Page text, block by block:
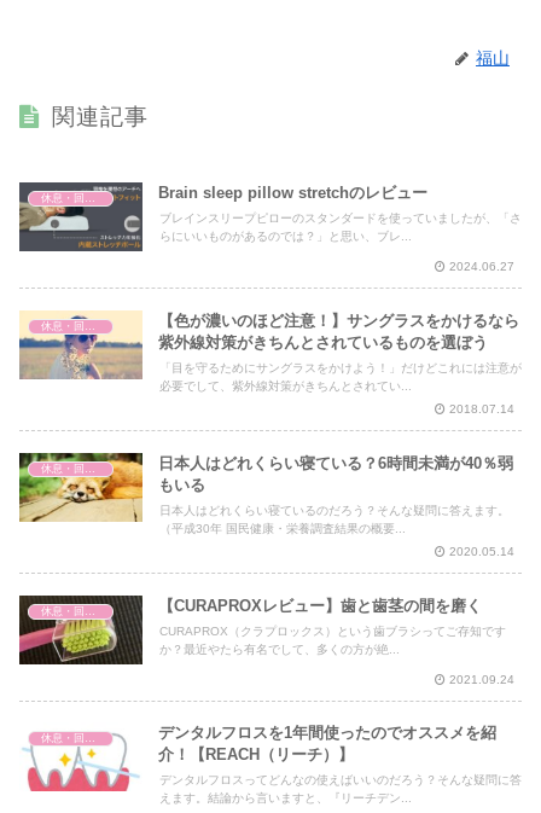
福山
関連記事
休息・回復・不調対策 Brain sleep pillow stretchのレビュー
ブレインスリープピローのスタンダードを使っていましたが、「さ
らにいいものがあるのでは？」と思い、ブレ...
2024.06.27
【色が濃いのほど注意！】サングラスをかけるなら
紫外線対策がきちんとされているものを選ぼう
「目を守るためにサングラスをかけよう！」だけどこれには注意が
必要でして、紫外線対策がきちんとされてい...
2018.07.14
日本人はどれくらい寝ている？6時間未満が40％弱
もいる
日本人はどれくらい寝ているのだろう？そんな疑問に答えます。
（平成30年 国民健康・栄養調査結果の概要...
2020.05.14
【CURAPROXレビュー】歯と歯茎の間を磨く
CURAPROX（クラプロックス）という歯ブラシってご存知です
か？最近やたら有名でして、多くの方が絶...
2021.09.24
休息・回復・不調対策
デンタルフロスを1年間使ったのでオススメを紹
介！【REACH（リーチ）】
デンタルフロスってどんなの使えばいいのだろう？そんな疑問に答
えます。結論から言いますと、『リーチデン...